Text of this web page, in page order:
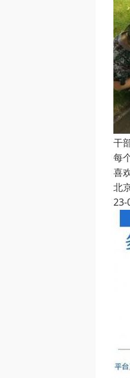
干
每
喜
北
23-